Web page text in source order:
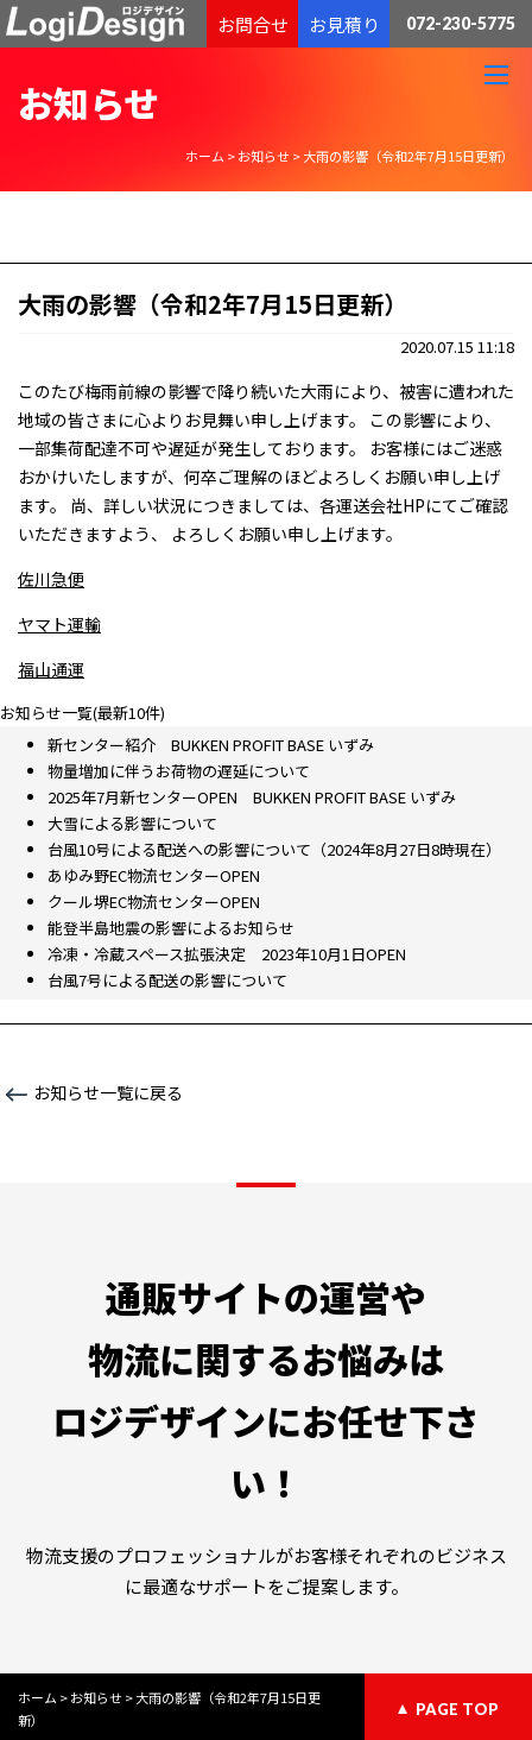
通販物流専門 低価格・発送代行のロジデザイン
お問合せ お見積り 072-230-5775
お知らせ
ホーム >お知らせ >大雨の影響（令和2年7月15日更新）
大雨の影響（令和2年7月15日更新）
2020.07.15 11:18
このたび梅雨前線の影響で降り続いた大雨により、被害に遭われた
地域の皆さまに心よりお見舞い申し上げます。 この影響により、
一部集荷配達不可や遅延が発生しております。 お客様にはご迷惑
おかけいたしますが、何卒ご理解のほどよろしくお願い申し上げ
ます。 尚、詳しい状況につきましては、各運送会社HPにてご確認
いただきますよう、 よろしくお願い申し上げます。
佐川急便
ヤマト運輸
福山通運
お知らせ一覧(最新10件)
新センター紹介 BUKKEN PROFIT BASE いずみ
物量増加に伴うお荷物の遅延について
2025年7月新センターOPEN BUKKEN PROFIT BASE いずみ
大雪による影響について
台風10号による配送への影響について（2024年8月27日8時現在）
あゆみ野EC物流センターOPEN
クール堺EC物流センターOPEN
能登半島地震の影響によるお知らせ
冷凍・冷蔵スペース拡張決定 2023年10月1日OPEN
台風7号による配送の影響について
お知らせ一覧に戻る
通販サイトの運営や
物流に関するお悩みは
ロジデザインにお任せ下さ
い！
物流支援のプロフェッショナルがお客様それぞれのビジネス
に最適なサポートをご提案します。
ホーム >お知らせ>大雨の影響（令和2年7月15日更
新）
PAGE TOP